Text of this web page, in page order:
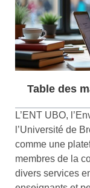
Table des
L’ENT UBO,
l’Université de
comme une
membres de la
divers services